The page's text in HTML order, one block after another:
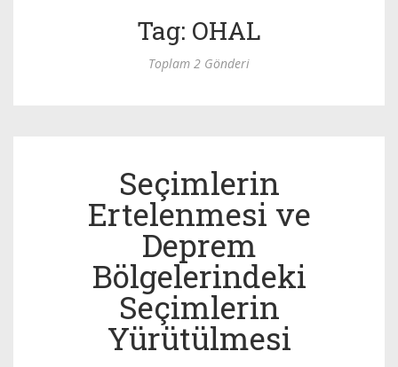
Tag: OHAL
Toplam 2 Gönderi
Seçimlerin
Ertelenmesi ve
Deprem
Bölgelerindeki
Seçimlerin
Yürütülmesi